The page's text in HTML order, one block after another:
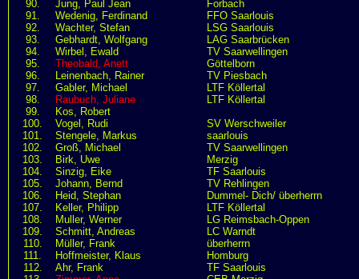
90. Jung, Paul Jean
Forbach
91.
Wedenig, Ferdinand
FFO Saarlouis
92.
Wachter, Stefan
LSG Saarlouis
93.
Gebhardt, Wolfgang
LAG Saarbrücken
94.
Wirbel, Ewald
TV Saarwellingen
95.
Theobald, Anett
Göttelborn
96.
Leinenbach, Rainer
TV Piesbach
97.
Gabler, Michael
LTF Köllertal
98.
Raubuch, Juliane
LTF Köllertal
99.
Kos, Robert
100.
Vogel, Rudi
SV Werschweiler
101.
Stengele, Markus
saarlouis
102.
Groß, Michael
TV Saarwellingen
103.
Birk, Uwe
Merzig
104.
Sinzig, Eike
TF Saarlouis
105.
Johann, Bernd
TV Rehlingen
106.
Heid, Stephan
Dummel- Dich/ überherrn
107.
Keller, Philipp
LTF Köllertal
108.
Muller, Werner
LG Reimsbach-Oppen
109.
Schmitt, Andreas
LC Warndt
110.
Müller, Frank
überherrn
111.
Hoffmeister, Klaus
Homburg
112.
Ahr, Frank
TF Saarlouis